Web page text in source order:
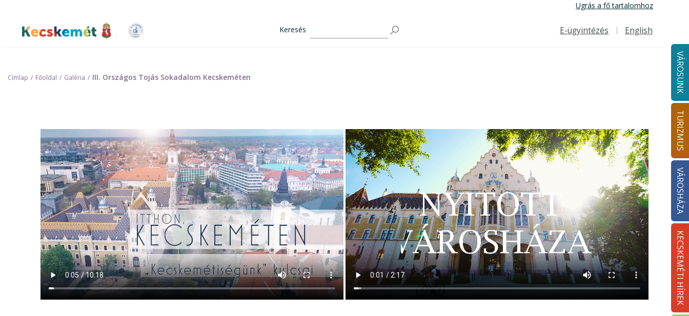
tartalomra
Ugrás a fő tartalomhoz
Kecskemét Város Honlapja
Keresés
Felső navigáció
E-ügyintézés English
VÁROSUNK
TURIZMUS
VÁROSHÁZA
KECSKEMÉTI HÍREK
Címlap Főoldal Galéria III. Országos Tojás Sokadalom Kecskeméten